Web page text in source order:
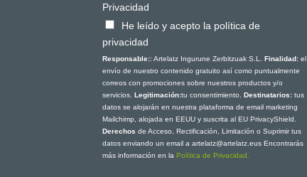
Privacidad
He leído y acepto la política de
privacidad
Responsable:: Artelatz Ingurune Zerbitzuak S.L. Finalidad:el
envío de nuestro contenido gratuito así como puntualmente
correos con promociones sobre nuestros productos y/o
servicios. Legitimación:tu consentimiento. Destinatarios: tus
datos se alojarán en nuestra plataforma de email marketing
Mailchimp, alojada en EEUU y suscrita al EU PrivacyShield.
Derechos de Acceso, Rectificación, Limitación o Suprimir tus
datos enviando un email a artelatz@artelatz.eus Encontrarás
más información en la Política de Privacidad.